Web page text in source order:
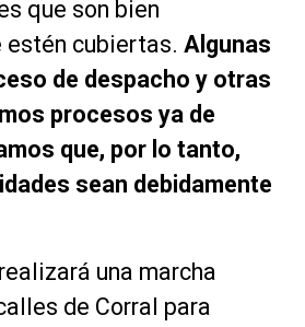
que son bien
cubiertas. Algunas
de despacho y otras
procesos ya de
que, por lo tanto,
sean debidamente
una marcha
de Corral para